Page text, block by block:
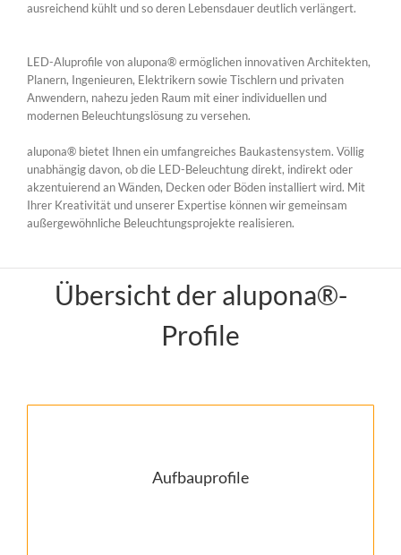
ausreichend kühlt und so deren Lebensdauer deutlich verlängert.
LED-Aluprofile von alupona® ermöglichen innovativen Architekten,
Planern, Ingenieuren, Elektrikern sowie Tischlern und privaten
Anwendern, nahezu jeden Raum mit einer individuellen und
modernen Beleuchtungslösung zu versehen.
alupona® bietet Ihnen ein umfangreiches Baukastensystem. Völlig
unabhängig davon, ob die LED-Beleuchtung direkt, indirekt oder
akzentuierend an Wänden, Decken oder Böden installiert wird. Mit
Ihrer Kreativität und unserer Expertise können wir gemeinsam
außergewöhnliche Beleuchtungsprojekte realisieren.
Übersicht der alupona®-
Profile
Aufbauprofile
mehr…